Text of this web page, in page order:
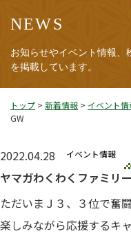
NEWS
お知らせやイベント情報、
を掲載しています。
トップ > 新着情報 > イベント情
GW
2022.04.28 イベント情報
ヤマガわくわくファミリ
ただいまＪ３、３位で奮
楽しみながら応援するキ